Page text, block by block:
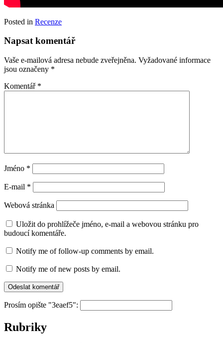
Posted in Recenze
Napsat komentář
Vaše e-mailová adresa nebude zveřejněna. Vyžadované informace
jsou označeny *
Komentář *
Jméno *
E-mail *
Webová stránka
Uložit do prohlížeče jméno, e-mail a webovou stránku pro
budoucí komentáře.
Notify me of follow-up comments by email.
Notify me of new posts by email.
Prosím opište "3eaef5":
Rubriky